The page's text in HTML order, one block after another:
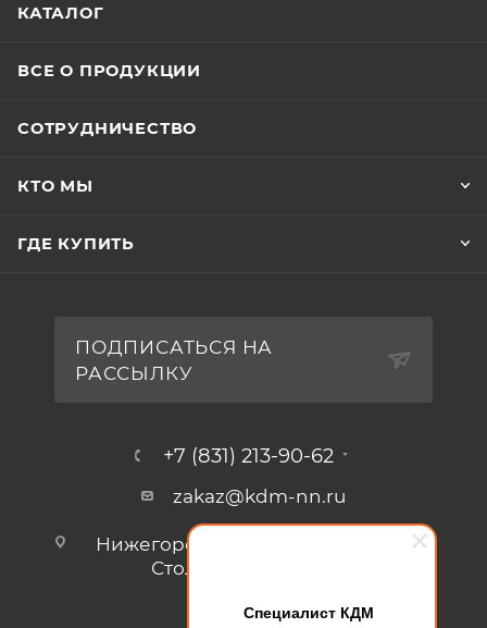
Специалист КДМ
КАТАЛОГ
ВСЕ О ПРОДУКЦИИ
СОТРУДНИЧЕСТВО
КТО МЫ
ГДЕ КУПИТЬ
ПОДПИСАТЬСЯ НА
РАССЫЛКУ
+7 (831) 213-90-62
zakaz@kdm-nn.ru
Нижегородская обл., г. Кстово, ул.
Столбищенская, стр.3.